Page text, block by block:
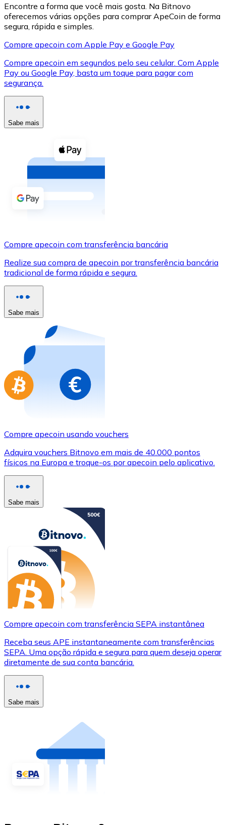
XRP
XRP
Ver tudo
Cupons cripto
Compre criptomoedas com dinheiro e outros
Comprar com dinheiro
Transferência SEPA
Use cartões Visa e Mastercard para comprar
Comprar com cartão
Compre cartões-presente das suas marcas favoritas
Ir para a loja de cartões-presente
Encontre a forma que você mais gosta. Na Bitnovo
oferecemos várias opções para comprar ApeCoin de forma
segura, rápida e simples.
Compre apecoin com Apple Pay e Google Pay
Compre apecoin em segundos pelo seu celular. Com Apple
Pay ou Google Pay, basta um toque para pagar com
segurança.
Sabe mais
Compre apecoin com transferência bancária
Realize sua compra de apecoin por transferência bancária
tradicional de forma rápida e segura.
Sabe mais
Compre apecoin usando vouchers
Adquira vouchers Bitnovo em mais de 40.000 pontos
físicos na Europa e troque-os por apecoin pelo aplicativo.
Sabe mais
Compre apecoin com transferência SEPA instantânea
Receba seus APE instantaneamente com transferências
SEPA. Uma opção rápida e segura para quem deseja operar
diretamente de sua conta bancária.
Sabe mais